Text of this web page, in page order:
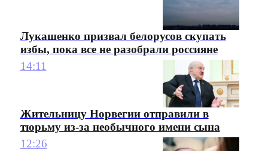
Лукашенко призвал белорусов скупать
избы, пока все не разобрали россияне
14:11
Жительницу Норвегии отправили в
тюрьму из-за необычного имени сына
12:26